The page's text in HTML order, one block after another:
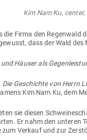
Kim Nam Ku,
die Firma den
dass der Wald
Häuser als
Geschichte von
Kim Nam Ku, dem
sie diesen
Er nahm den unteren
Verkauf und zur